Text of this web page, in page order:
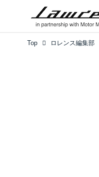
Top ロレンス編集部